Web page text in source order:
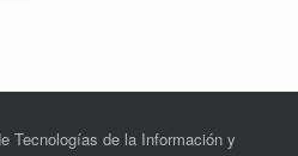
Tecnologías de la Información y